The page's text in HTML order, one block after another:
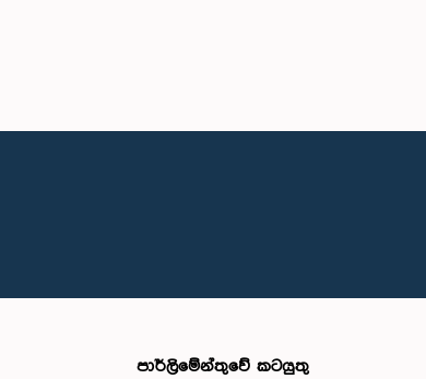
පාර්ලිමේන්තුවේ කටයුතු